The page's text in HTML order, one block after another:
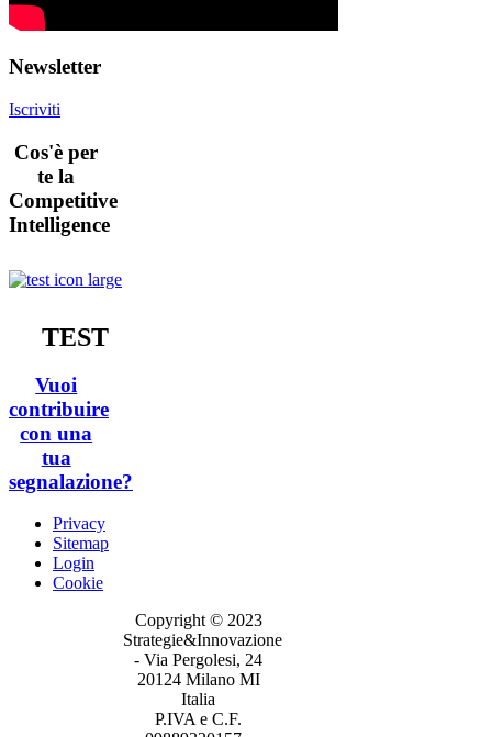
Newsletter
Iscriviti
Cos'è per
te la
Competitive
Intelligence
TEST
Vuoi
contribuire
con una
tua
segnalazione?
Privacy
Sitemap
Login
Cookie
Copyright © 2023
Strategie&Innovazione
- Via Pergolesi, 24
20124 Milano MI
Italia
P.IVA e C.F.